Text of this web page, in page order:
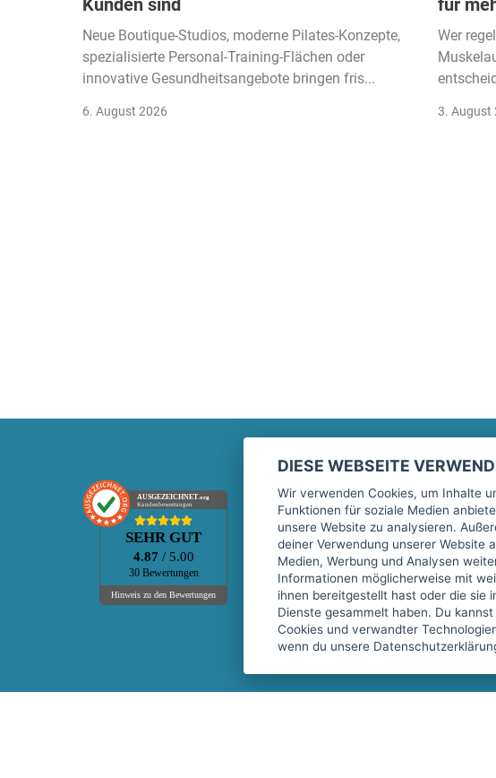
Neue Boutique-Studios, moderne Pilates-Konzepte,
spezialisierte Personal-Training-Flächen oder
innovative Gesundheitsangebote bringen fris...
6. August 2026
Wer
3. August
AUSGEZEICHNET.org
Kundenbewertungen
SEHR GUT
4.87 / 5.00
30 Bewertungen
Hinweis zu den Bewertungen
Marktplatz
Kontakt
Preise Marktplatz
FAQ Marktplatz
Über uns
Werbebuchungen
AGB
Sicherheit
Top-
DIESE WEBSEITE
Wir verwenden Cookies, um Inhalte
Funktionen für soziale Medien
unsere Website zu analysieren.
deiner Verwendung unserer Website
Medien, Werbung und Analysen
Informationen möglicherweise mit
ihnen bereitgestellt hast oder die sie
Dienste gesammelt haben. Du
Cookies und verwandter
wenn du unsere